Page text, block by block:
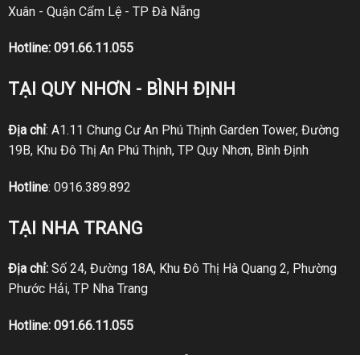
Xuân - Quận Cẩm Lệ - TP Đà Nẵng
Hotline: 091.66.11.055
TẠI QUY NHƠN - BÌNH ĐỊNH
Địa chỉ: A1.11 Chung Cư An Phú Thịnh Garden Tower, Đường
19B, Khu Đô Thị An Phú Thịnh, TP Quy Nhơn, Bình Định
Hotline: 0916.389.892
TẠI NHA TRANG
Địa chỉ:Số 24, Đường 18A, Khu Đô Thị Hà Quang 2, Phường
Phước Hải, TP Nha Trang
Hotline: 091.66.11.055